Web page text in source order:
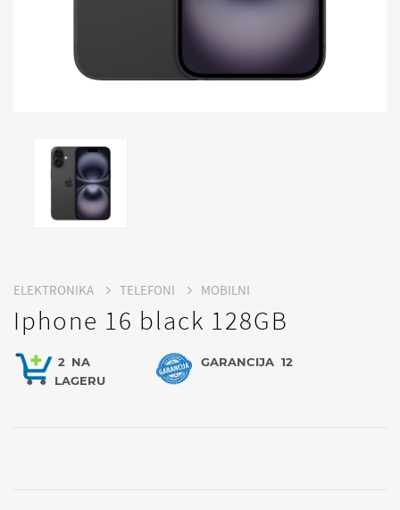
ELEKTRONIKA TELEFONI MOBILNI
Iphone 16 black 128GB
2 NA
LAGERU
GARANCIJA 12